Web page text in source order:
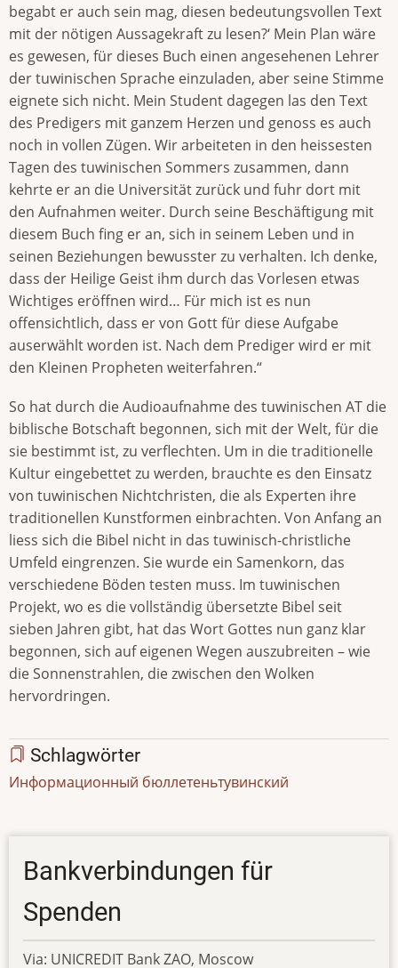
begabt er auch sein mag, diesen bedeutungsvollen Text
mit der nötigen Aussagekraft zu lesen?‘ Mein Plan wäre
es gewesen, für dieses Buch einen angesehenen Lehrer
der tuwinischen Sprache einzuladen, aber seine Stimme
eignete sich nicht. Mein Student dagegen las den Text
des Predigers mit ganzem Herzen und genoss es auch
noch in vollen Zügen. Wir arbeiteten in den heissesten
Tagen des tuwinischen Sommers zusammen, dann
kehrte er an die Universität zurück und fuhr dort mit
den Aufnahmen weiter. Durch seine Beschäftigung mit
diesem Buch fing er an, sich in seinem Leben und in
seinen Beziehungen bewusster zu verhalten. Ich denke,
dass der Heilige Geist ihm durch das Vorlesen etwas
Wichtiges eröffnen wird… Für mich ist es nun
offensichtlich, dass er von Gott für diese Aufgabe
auserwählt worden ist. Nach dem Prediger wird er mit
den Kleinen Propheten weiterfahren.“
So hat durch die Audioaufnahme des tuwinischen AT die
biblische Botschaft begonnen, sich mit der Welt, für die
sie bestimmt ist, zu verflechten. Um in die traditionelle
Kultur eingebettet zu werden, brauchte es den Einsatz
von tuwinischen Nichtchristen, die als Experten ihre
traditionellen Kunstformen einbrachten. Von Anfang an
liess sich die Bibel nicht in das tuwinisch-christliche
Umfeld eingrenzen. Sie wurde ein Samenkorn, das
verschiedene Böden testen muss. Im tuwinischen
Projekt, wo es die vollständig übersetzte Bibel seit
sieben Jahren gibt, hat das Wort Gottes nun ganz klar
begonnen, sich auf eigenen Wegen auszubreiten – wie
die Sonnenstrahlen, die zwischen den Wolken
hervordringen.
Schlagwörter
Информационный бюллетеньтувинский
Bankverbindungen für
Spenden
Via: UNICREDIT Bank ZAO, Moscow